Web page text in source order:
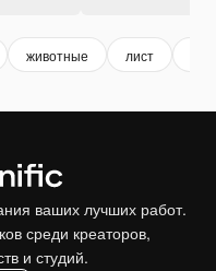
животные лист
ваших лучших работ.
среди креаторов,
и студий.